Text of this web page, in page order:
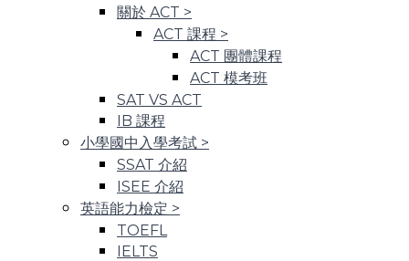
關於 ACT >
ACT 課程 >
ACT 團體課程
ACT 模考班
SAT VS ACT
IB 課程
小學國中入學考試 >
SSAT 介紹
ISEE 介紹
英語能力檢定 >
TOEFL
IELTS